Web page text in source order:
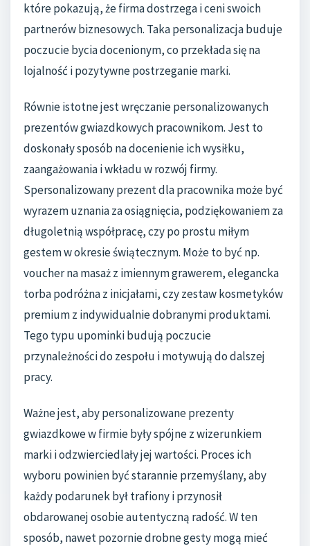
które pokazują, że firma dostrzega i ceni swoich
partnerów biznesowych. Taka personalizacja buduje
poczucie bycia docenionym, co przekłada się na
lojalność i pozytywne postrzeganie marki.
Równie istotne jest wręczanie personalizowanych
prezentów gwiazdkowych pracownikom. Jest to
doskonały sposób na docenienie ich wysiłku,
zaangażowania i wkładu w rozwój firmy.
Spersonalizowany prezent dla pracownika może być
wyrazem uznania za osiągnięcia, podziękowaniem za
długoletnią współpracę, czy po prostu miłym
gestem w okresie świątecznym. Może to być np.
voucher na masaż z imiennym grawerem, elegancka
torba podróżna z inicjałami, czy zestaw kosmetyków
premium z indywidualnie dobranymi produktami.
Tego typu upominki budują poczucie
przynależności do zespołu i motywują do dalszej
pracy.
Ważne jest, aby personalizowane prezenty
gwiazdkowe w firmie były spójne z wizerunkiem
marki i odzwierciedlały jej wartości. Proces ich
wyboru powinien być starannie przemyślany, aby
każdy podarunek był trafiony i przynosił
obdarowanej osobie autentyczną radość. W ten
sposób, nawet pozornie drobne gesty mogą mieć